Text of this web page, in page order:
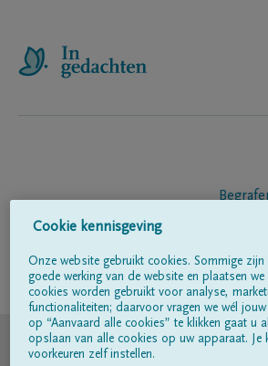
Volg ons op
© DELA
Cookie kennisgeving
Onze website gebruikt cookies. Sommige
goede werking van de website en plaatsen
cookies worden gebruikt voor analyse,
functionaliteiten; daarvoor vragen we wél
op “Aanvaard alle cookies” te klikken gaat u
opslaan van alle cookies op uw apparaat. Je
voorkeuren zelf instellen.